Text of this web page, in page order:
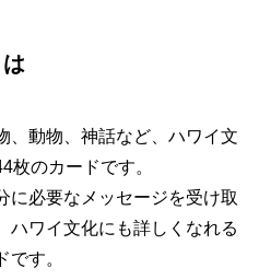
、動物、神話など、ハワイ文
枚のカードです。
に必要なメッセージを受け取
ハワイ文化にも詳しくなれる
す。